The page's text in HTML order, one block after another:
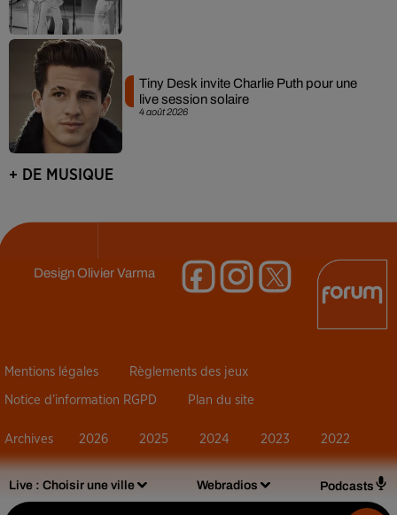
Live : Choisir une ville Webradios Podcasts
4 août 2026
Tiny Desk invite Charlie Puth pour une
live session solaire
+ DE MUSIQUE
DesignOlivier Varma
Mentions légales Règlements des jeux
Notice d’information RGPD Plan du site
Archives 2026 2025 2024 2023 2022